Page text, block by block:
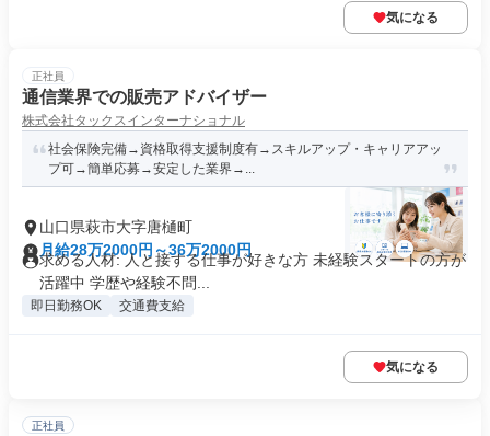
気になる
正社員
通信業界での販売アドバイザー
株式会社タックスインターナショナル
社会保険完備→資格取得支援制度有→スキルアップ・キャリアアッ
プ可→簡単応募→安定した業界→...
山口県萩市大字唐樋町
月給28万2000円～36万2000円
求める人材: 人と接する仕事が好きな方 未経験スタートの方が
活躍中 学歴や経験不問...
即日勤務OK 交通費支給
気になる
正社員